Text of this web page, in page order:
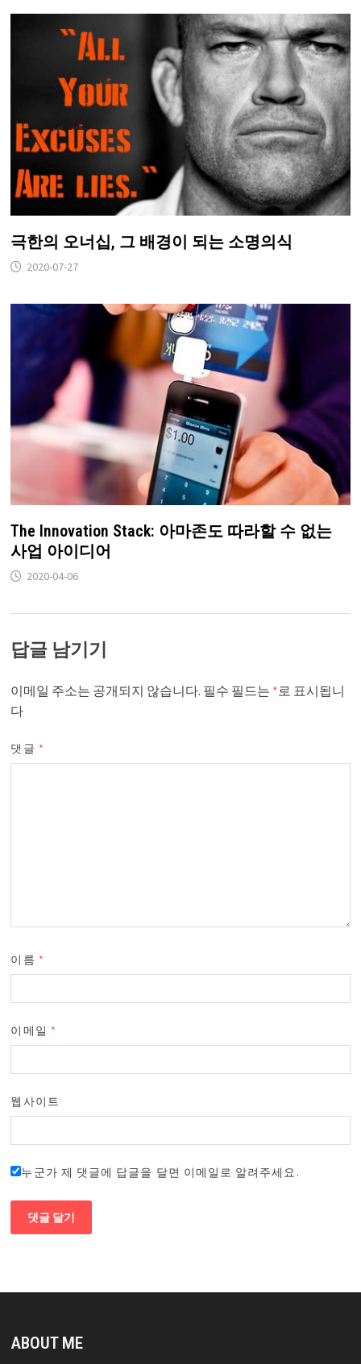
극한의 오너십, 그 배경이 되는 소명의식
2020-07-27
The Innovation Stack: 아마존도 따라할 수 없는
사업 아이디어
2020-04-06
답글 남기기
이메일 주소는 공개되지 않습니다. 필수 필드는 *로 표시됩니
다
댓글 *
이름 *
이메일 *
웹사이트
누군가 제 댓글에 답글을 달면 이메일로 알려주세요.
ABOUT ME